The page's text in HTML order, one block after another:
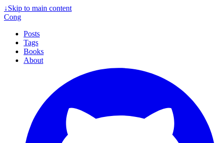
↓Skip to main content
Cong
Posts
Tags
Books
About